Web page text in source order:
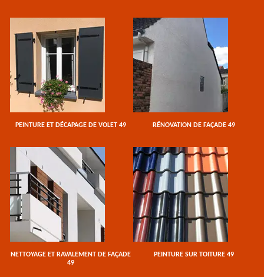
PEINTURE ET DÉCAPAGE DE VOLET 49 RÉNOVATION DE FAÇADE 49
NETTOYAGE ET RAVALEMENT DE FAÇADE
49
PEINTURE SUR TOITURE 49